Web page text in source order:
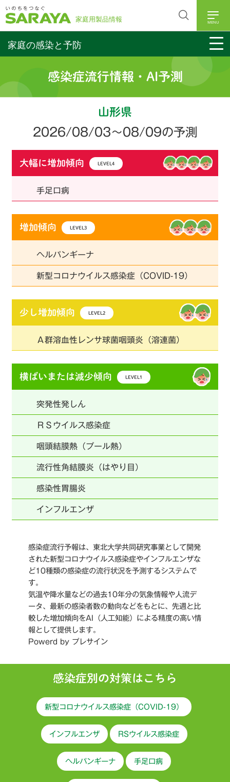
MENU
家庭の感染と予防
感染症流行情報・AI予測
山形県
2026/08/03〜08/09の予測
大幅に増加傾向 LEVEL4
手足口病
増加傾向 LEVEL3
ヘルパンギーナ
新型コロナウイルス感染症（COVID-19）
少し増加傾向 LEVEL2
Ａ群溶血性レンサ球菌咽頭炎（溶連菌）
横ばいまたは減少傾向 LEVEL1
突発性発しん
ＲＳウイルス感染症
咽頭結膜熱（プール熱）
流行性角結膜炎（はやり目）
感染性胃腸炎
インフルエンザ
感染症流行予報は、東北大学共同研究事業として開発
された新型コロナウイルス感染症やインフルエンザな
ど10種類の感染症の流行状況を予測するシステムで
す。
気温や降水量などの過去10年分の気象情報や人流デ
ータ、最新の感染者数の動向などをもとに、先週と比
較した増加傾向をAI（人工知能）による精度の高い情
報として提供します。
Powerd by プレサイン
感染症別の対策はこちら
新型コロナウイルス感染症（COVID-19）
インフルエンザ RSウイルス感染症
ヘルパンギーナ 手足口病